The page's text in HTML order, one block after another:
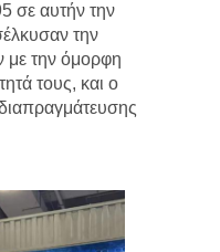
σε αυτήν την
την
την όμορφη
τους, και ο